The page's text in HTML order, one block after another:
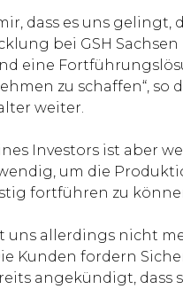
dass es uns gelingt,
bei GSH Sachsen
eine
zu schaffen“, so
weiter.
Investors ist aber
um die
fortführen zu
uns allerdings nicht
Kunden fordern
angekündigt, dass